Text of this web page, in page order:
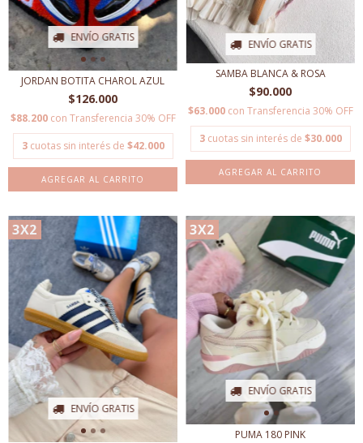
ENVÍO GRATIS
JORDAN BOTITA CHAROL AZUL
$126.000
$88.200 con Transferencia 30% OFF
3 cuotas sin interés de $42.000
AGREGAR AL CARRITO
ENVÍO GRATIS
SAMBA BLANCA & ROSA
$90.000
$63.000 con Transferencia 30% OFF
3 cuotas sin interés de $30.000
AGREGAR AL CARRITO
3X2
ENVÍO GRATIS
3X2
ENVÍO GRATIS
PUMA 180 PINK